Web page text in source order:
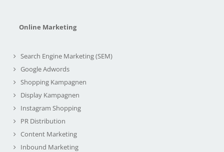
Online Marketing
Search Engine Marketing (SEM)
Google Adwords
Shopping Kampagnen
Display Kampagnen
Instagram Shopping
PR Distribution
Content Marketing
Inbound Marketing